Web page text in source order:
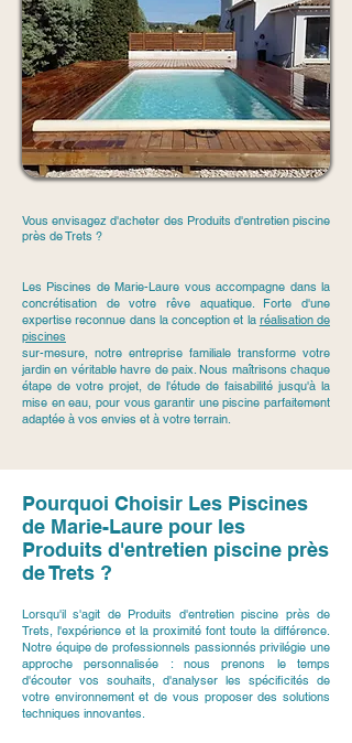
Vous envisagez d'acheter des Produits d'entretien piscine
près de Trets ?
Les Piscines de Marie-Laure vous accompagne dans la
concrétisation de votre rêve aquatique. Forte d'une
expertise reconnue dans la conception et la réalisation de
piscines
sur-mesure, notre entreprise familiale transforme votre
jardin en véritable havre de paix. Nous maîtrisons chaque
étape de votre projet, de l'étude de faisabilité jusqu'à la
mise en eau, pour vous garantir une piscine parfaitement
adaptée à vos envies et à votre terrain.
Pourquoi Choisir Les Piscines
de Marie-Laure pour les
Produits d'entretien piscine près
de Trets ?
Lorsqu'il s'agit de Produits d'entretien piscine près de
Trets, l'expérience et la proximité font toute la différence.
Notre équipe de professionnels passionnés privilégie une
approche personnalisée : nous prenons le temps
d'écouter vos souhaits, d'analyser les spécificités de
votre environnement et de vous proposer des solutions
techniques innovantes.